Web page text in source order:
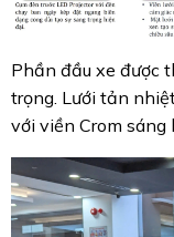
Phần đầu xe được
trọng. Lưới tản
với viền Crom sáng